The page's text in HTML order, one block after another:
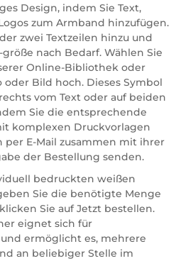
Design, indem Sie Text,
zum Armband hinzufügen.
zwei Textzeilen hinzu und
nach Bedarf. Wählen Sie
Online-Bibliothek oder
oder Bild hoch. Dieses Symbol
vom Text oder auf beiden
Sie die entsprechende
komplexen Druckvorlagen
per E-Mail zusammen mit ihrer
der Bestellung senden.
bedruckten weißen
Sie die benötigte Menge
Sie auf Jetzt bestellen.
eignet sich für
ermöglicht es, mehrere
an beliebiger Stelle im